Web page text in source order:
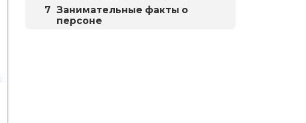
Занимательные факты о
персоне